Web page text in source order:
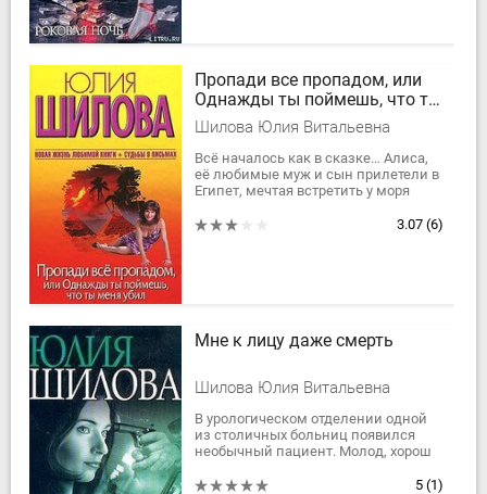
Пропади все пропадом, или
Однажды ты поймешь, что ты
меня убил
Шилова Юлия Витальевна
Всё началось как в сказке… Алиса,
её любимые муж и сын прилетели в
Египет, мечтая встретить у моря
находит труп мужчины, и именно
3.07 (6)
Мне к лицу даже смерть
Шилова Юлия Витальевна
В урологическом отделении одной
из столичных больниц появился
необычный пациент. Молод, хорош
шептались...
5 (1)